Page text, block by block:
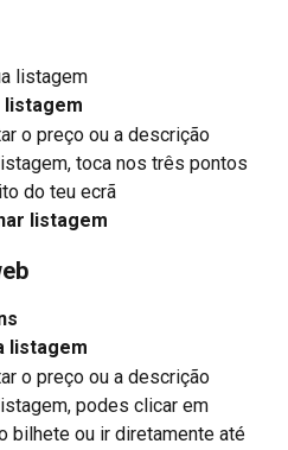
listagem
listagem
o preço ou a descrição
toca nos três pontos
do teu ecrã
listagem
listagem
o preço ou a descrição
podes clicar em
bilhete ou ir diretamente até